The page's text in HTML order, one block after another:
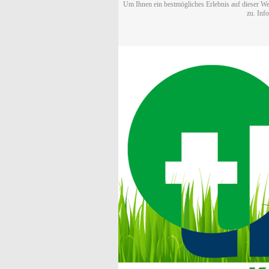
Um Ihnen ein bestmögliches Erlebnis auf dieser
zu.